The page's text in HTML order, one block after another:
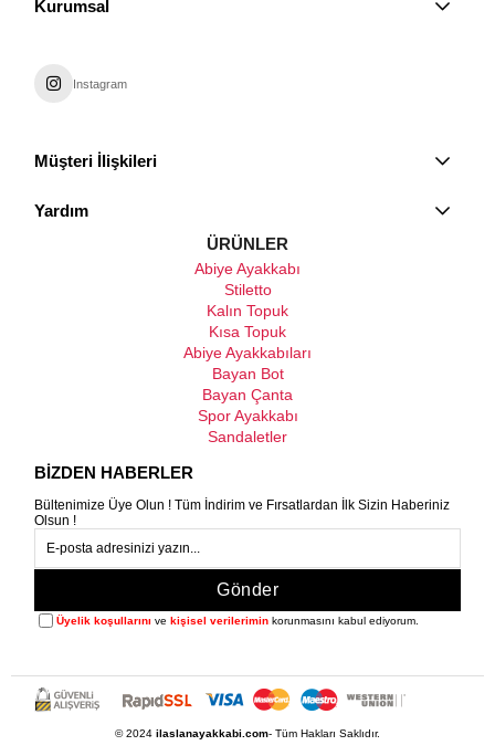
Kurumsal
Instagram
Müşteri İlişkileri
Yardım
ÜRÜNLER
Abiye Ayakkabı
Stiletto
Kalın Topuk
Kısa Topuk
Abiye Ayakkabıları
Bayan Bot
Bayan Çanta
Spor Ayakkabı
Sandaletler
BİZDEN HABERLER
Bültenimize Üye Olun ! Tüm İndirim ve Fırsatlardan İlk Sizin Haberiniz
Olsun !
Gönder
Üyelik koşullarını vekişisel verilerimin korunmasını kabul ediyorum.
© 2024 ilaslanayakkabi.com- Tüm Hakları Saklıdır.